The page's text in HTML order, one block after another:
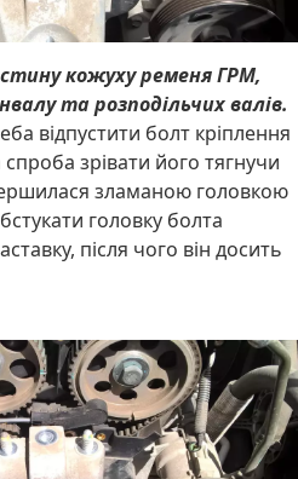
кожуху ременя ГРМ,
та розподільчих валів.
відпустити болт кріплення
зрівати його тягнучи
зламаною головкою
головку болта
після чого він досить